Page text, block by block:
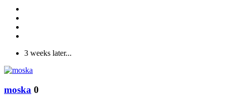
3 weeks later...
moska 0